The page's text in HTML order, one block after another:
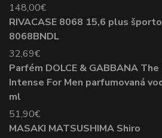
148,00€
RIVACASE 8068 15,6 plus
8068BNDL
32,69€
Parfém DOLCE & GABBANA
Intense For Men parfumovaná
ml
51,90€
MASAKI MATSUSHIMA Shiro